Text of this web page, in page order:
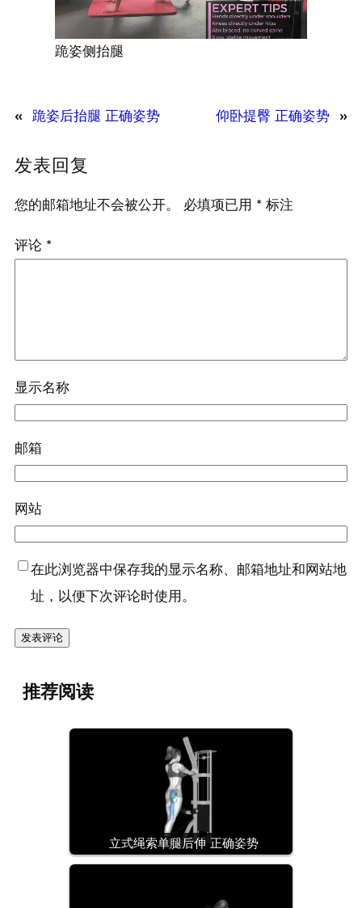
跪姿侧抬腿
« 跪姿后抬腿 正确姿势 仰卧提臀 正确姿势 »
发表回复
您的邮箱地址不会被公开。 必填项已用 * 标注
评论 *
显示名称
邮箱
网站
在此浏览器中保存我的显示名称、邮箱地址和网站地
址，以便下次评论时使用。
推荐阅读
立式绳索单腿后伸 正确姿势